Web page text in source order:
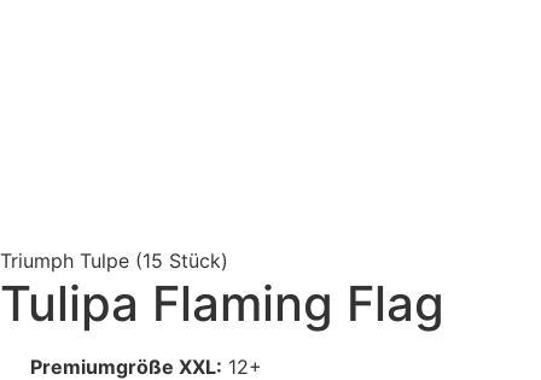
Triumph Tulpe (15 Stück)
Tulipa Flaming Flag
Premiumgröße XXL: 12+